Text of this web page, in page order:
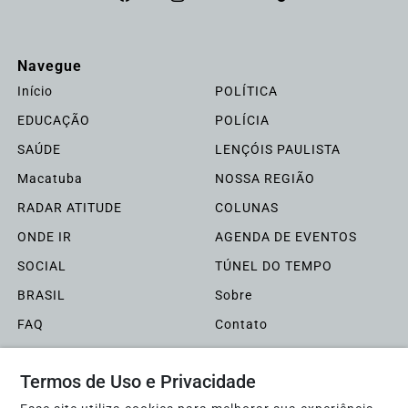
Navegue
Início
POLÍTICA
EDUCAÇÃO
POLÍCIA
SAÚDE
LENÇÓIS PAULISTA
Macatuba
NOSSA REGIÃO
RADAR ATITUDE
COLUNAS
ONDE IR
AGENDA DE EVENTOS
SOCIAL
TÚNEL DO TEMPO
BRASIL
Sobre
FAQ
Contato
Pesquisar Notícia
Termos de Uso e Privacidade